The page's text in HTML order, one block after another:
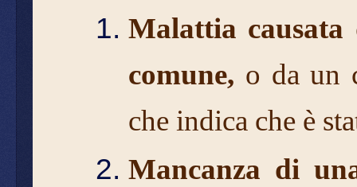
Malattia
comune, o da un
che indica che è
Mancanza di